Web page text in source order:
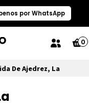
por WhatsApp
0
De Ajedrez, La